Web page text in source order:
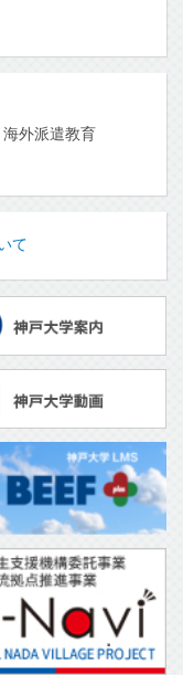
外派遣教育
て